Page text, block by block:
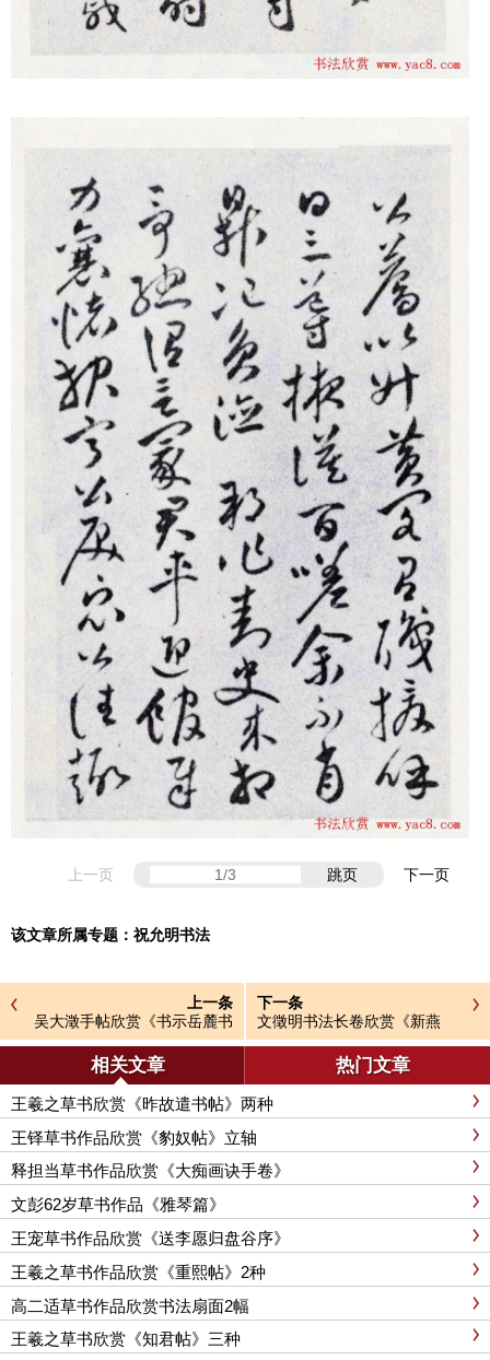
上一页 跳页 下一页
该文章所属专题： 祝允明书法
上一条
吴大澂手帖欣赏《书示岳麓书
院肄业诸生》
下一条
文徵明书法长卷欣赏《新燕
篇》两种
相关文章 热门文章
王羲之草书欣赏《昨故遣书帖》两种
王铎草书作品欣赏《豹奴帖》立轴
释担当草书作品欣赏《大痴画诀手卷》
文彭62岁草书作品《雅琴篇》
王宠草书作品欣赏《送李愿归盘谷序》
王羲之草书作品欣赏《重熙帖》2种
高二适草书作品欣赏书法扇面2幅
王羲之草书欣赏《知君帖》三种